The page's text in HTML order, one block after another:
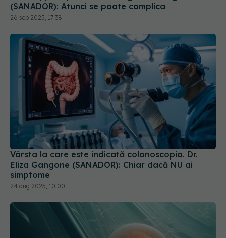
26 sep 2025, 17:38
Vârsta la care este indicată colonoscopia. Dr.
Eliza Gangone (SANADOR): Chiar dacă NU ai
simptome
24 aug 2025, 10:00